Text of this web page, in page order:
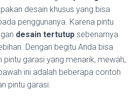
desain khusus yang bisa
penggunanya. Karena pintu
desain tertutup sebenarnya
Dengan begitu Anda bisa
garasi yang menarik, mewah,
ini adalah beberapa contoh
pintu garasi: